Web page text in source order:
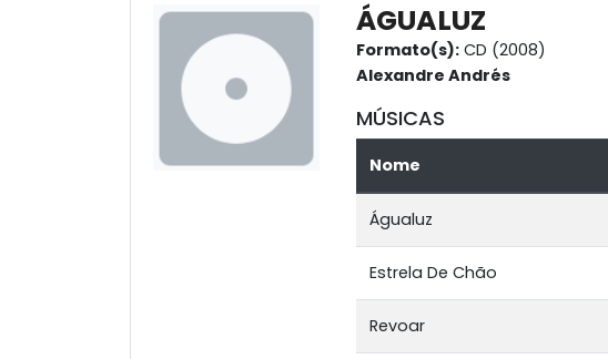
ÁGUALUZ
Formato(s): CD (2008)
Alexandre Andrés
MÚSICAS
Nome
Águaluz
Estrela De Chão
Revoar